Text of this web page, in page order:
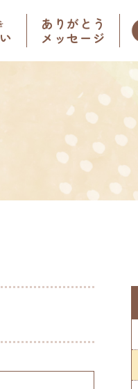
ありがとう
メッセージ